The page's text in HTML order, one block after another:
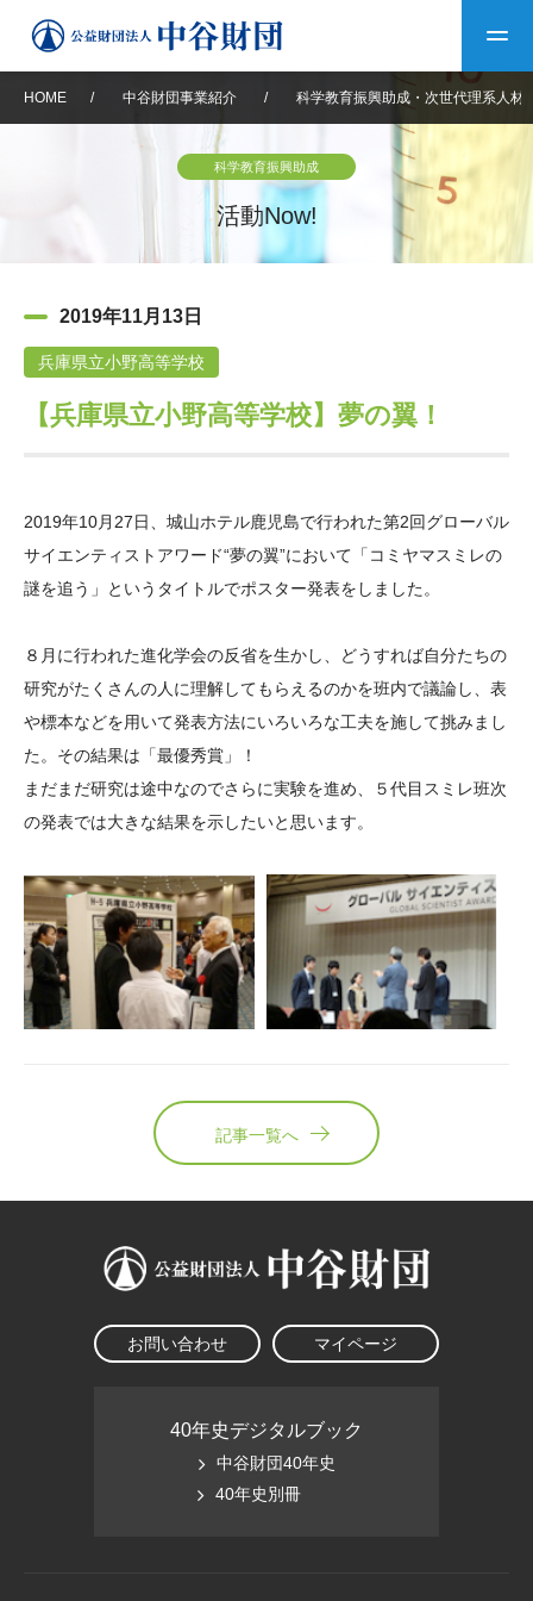
中谷財団について
設立趣意書
沿革 40年史デジタルブック
役員・評議員 公開情報
中谷財団事業紹介
神戸賞 長期大型研究助成
大学院生奨学金
国際学生交流プログラ
ム
科学教育振興助成・
次世代理系人材育成プ
ログラム助成
中谷財団動画紹介
その他情報
基本方針
アクセス よくあるご質問
サイトマップ 中谷財団アーカイブ
HOME / 中谷財団事業紹介 / 科学教育振興助成・次世代理系人材
科学教育振興助成
活動Now!
2019年11月13日
兵庫県立小野高等学校
【兵庫県立小野高等学校】夢の翼！
2019年10月27日、城山ホテル鹿児島で行われた第2回グローバル
サイエンティストアワード“夢の翼”において「コミヤマスミレの
謎を追う」というタイトルでポスター発表をしました。
８月に行われた進化学会の反省を生かし、どうすれば自分たちの
研究がたくさんの人に理解してもらえるのかを班内で議論し、表
や標本などを用いて発表方法にいろいろな工夫を施して挑みまし
た。その結果は「最優秀賞」！
まだまだ研究は途中なのでさらに実験を進め、５代目スミレ班次
の発表では大きな結果を示したいと思います。
記事一覧へ
お問い合わせ マイページ
40年史デジタルブック
中谷財団40年史
40年史別冊